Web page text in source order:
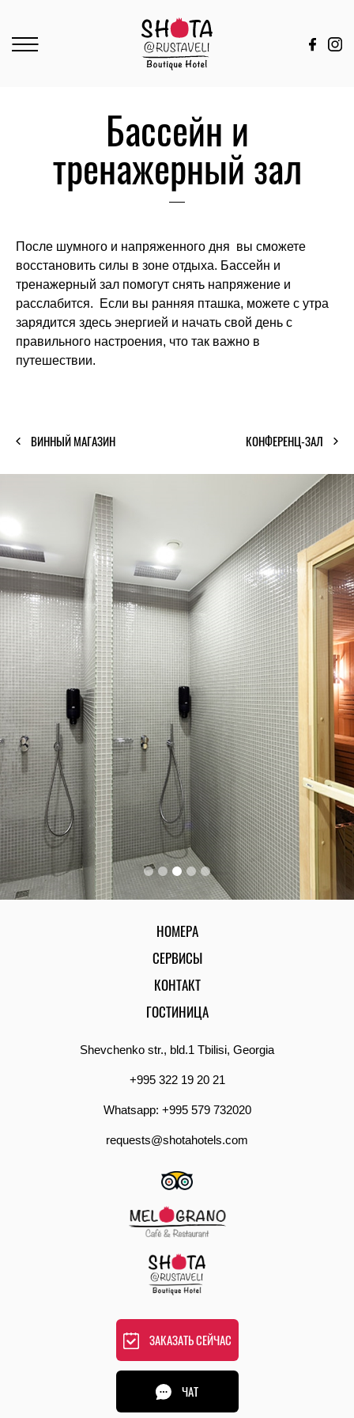
Бассейн и
тренажерный зал
После шумного и напряженного дня вы сможете
восстановить силы в зоне отдыха. Бассейн и
тренажерный зал помогут снять напряжение и
расслабится. Если вы ранняя пташка, можете с утра
зарядится здесь энергией и начать свой день с
правильного настроения, что так важно в
путешествии.
ВИННЫЙ МАГАЗИН КОНФЕРЕНЦ-ЗАЛ
НОМЕРА
СЕРВИСЫ
КОНТАКТ
ГОСТИНИЦА
Shevchenko str., bld.1 Tbilisi, Georgia
+995 322 19 20 21
Whatsapp: +995 579 732020
requests@shotahotels.com
ЗАКАЗАТЬ СЕЙЧАС
ЧАТ